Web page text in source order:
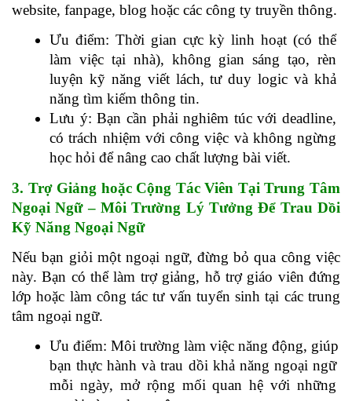
website, fanpage, blog hoặc các công ty truyền thông.
Ưu điểm: Thời gian cực kỳ linh hoạt (có thể
làm việc tại nhà), không gian sáng tạo, rèn
luyện kỹ năng viết lách, tư duy logic và khả
năng tìm kiếm thông tin.
Lưu ý: Bạn cần phải nghiêm túc với deadline,
có trách nhiệm với công việc và không ngừng
học hỏi để nâng cao chất lượng bài viết.
3. Trợ Giảng hoặc Cộng Tác Viên Tại Trung Tâm
Ngoại Ngữ – Môi Trường Lý Tưởng Để Trau Dồi
Kỹ Năng Ngoại Ngữ
Nếu bạn giỏi một ngoại ngữ, đừng bỏ qua công việc
này. Bạn có thể làm trợ giảng, hỗ trợ giáo viên đứng
lớp hoặc làm công tác tư vấn tuyển sinh tại các trung
tâm ngoại ngữ.
Ưu điểm: Môi trường làm việc năng động, giúp
bạn thực hành và trau dồi khả năng ngoại ngữ
mỗi ngày, mở rộng mối quan hệ với những